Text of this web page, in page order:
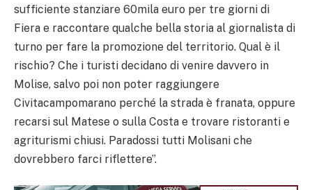
sufficiente stanziare 60mila euro per tre giorni di
Fiera e raccontare qualche bella storia al giornalista di
turno per fare la promozione del territorio. Qual è il
rischio? Che i turisti decidano di venire davvero in
Molise, salvo poi non poter raggiungere
Civitacampomarano perché la strada è franata, oppure
recarsi sul Matese o sulla Costa e trovare ristoranti e
agriturismi chiusi. Paradossi tutti Molisani che
dovrebbero farci riflettere”.